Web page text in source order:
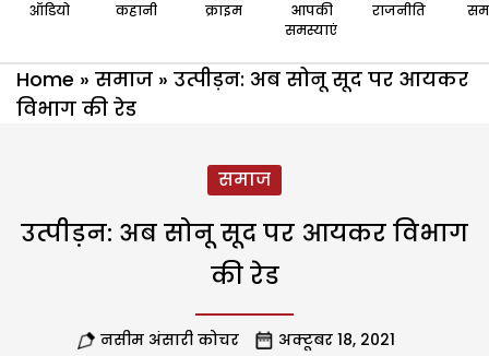
ऑडियो कहानी क्राइम
आपकी
समस्याएं
राजनीति
Home » समाज » उत्पीड़न: अब सोनू सूद पर आयकर
विभाग की रेड
समाज
उत्पीड़न: अब सोनू सूद पर आयकर विभाग
की रेड
नसीम अंसारी कोचर अक्टूबर 18, 2021